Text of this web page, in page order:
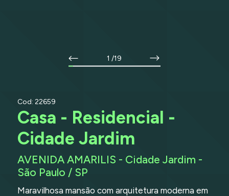
1 /19
Cod: 22659
Casa - Residencial -
Cidade Jardim
AVENIDA AMARILIS - Cidade Jardim -
São Paulo / SP
Maravilhosa mansão com arquitetura moderna em